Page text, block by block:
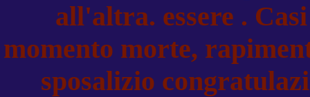
all'altra. essere .
momento morte,
sposalizio